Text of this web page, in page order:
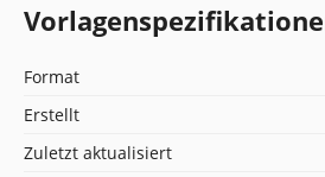
Format
Erstellt
Zuletzt aktualisiert